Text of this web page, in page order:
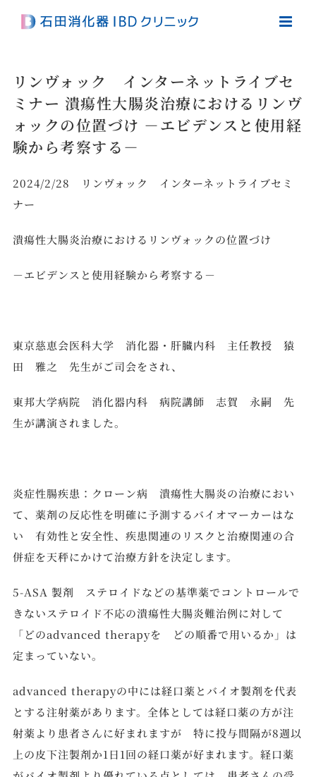
リンヴォック インターネットライブセ
ミナー 潰瘍性大腸炎治療におけるリンヴ
ォックの位置づけ －エビデンスと使用経
験から考察する－
2024/2/28 リンヴォック インターネットライブセミ
ナー
潰瘍性大腸炎治療におけるリンヴォックの位置づけ
－エビデンスと使用経験から考察する－
東京慈恵会医科大学 消化器・肝臓内科 主任教授 猿
田 雅之 先生がご司会をされ、
東邦大学病院 消化器内科 病院講師 志賀 永嗣 先
生が講演されました。
炎症性腸疾患：クローン病 潰瘍性大腸炎の治療におい
て、薬剤の反応性を明確に予測するバイオマーカーはな
い 有効性と安全性、疾患関連のリスクと治療関連の合
併症を天秤にかけて治療方針を決定します。
5-ASA 製剤 ステロイドなどの基準薬でコントロールで
きないステロイド不応の潰瘍性大腸炎難治例に対して
「どのadvanced therapyを どの順番で用いるか」は
定まっていない。
advanced therapyの中には経口薬とバイオ製剤を代表
とする注射薬があります。全体としては経口薬の方が注
射薬より患者さんに好まれますが 特に投与間隔が8週以
上の皮下注製剤か1日1回の経口薬が好まれます。経口薬